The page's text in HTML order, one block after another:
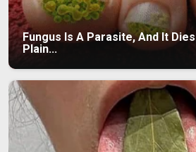
Fungus Is A Parasite, And It
Plain...